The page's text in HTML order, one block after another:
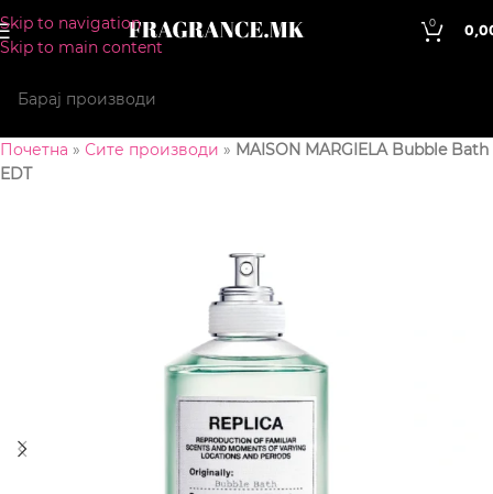
Skip to navigation
Skip to main content
0
Почетна » Сите производи » MAISON MARGIELA Bubble Bath
EDT